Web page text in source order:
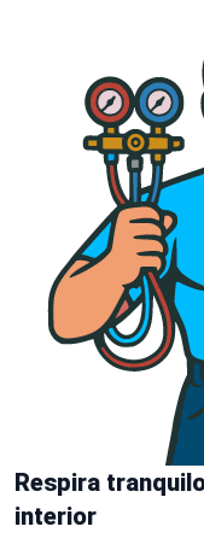
Respira
interior